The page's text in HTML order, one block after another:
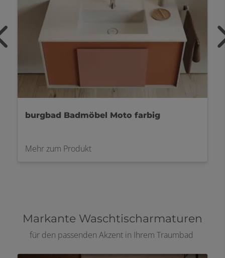
burgbad Badmöbel Moto farbig
Mehr zum Produkt
Markante Waschtischarmaturen
für den passenden Akzent in Ihrem Traumbad